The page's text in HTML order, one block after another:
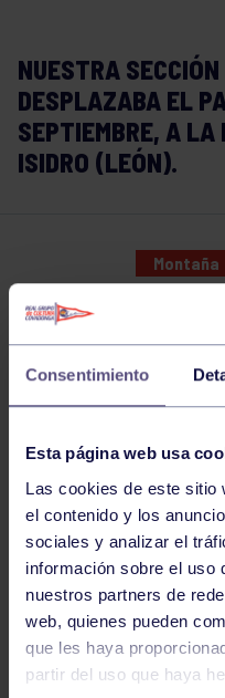
Consentimiento
Esta página web usa
Las cookies de este sitio
el contenido y los
sociales y analizar el
información sobre el uso
nuestros partners de
web, quienes pueden
que les haya
partir del uso que haya
NUESTRA
DESPLAZABA EL
SEPTIEMBRE, A LA
ISIDRO (LEÓN).
Montaña
Nuestros grupistas
jornada rodeados de